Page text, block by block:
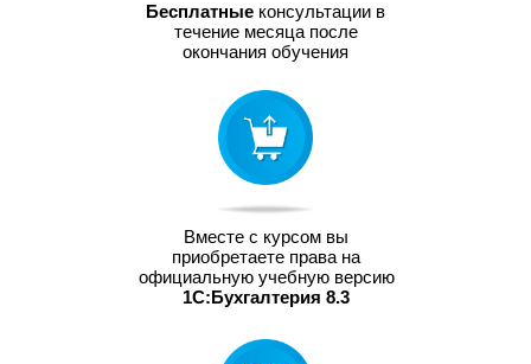
Бесплатные консультации в
течение месяца после
окончания обучения
Вместе с курсом вы
приобретаете права на
официальную учебную версию
1С:Бухгалтерия 8.3